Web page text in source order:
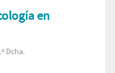
en
Dcha.